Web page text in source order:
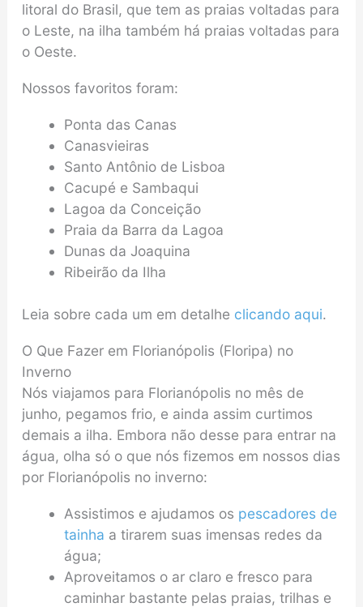
litoral do Brasil, que tem as praias voltadas para
o Leste, na ilha também há praias voltadas para
o Oeste.
Nossos favoritos foram:
Ponta das Canas
Canasvieiras
Santo Antônio de Lisboa
Cacupé e Sambaqui
Lagoa da Conceição
Praia da Barra da Lagoa
Dunas da Joaquina
Ribeirão da Ilha
Leia sobre cada um em detalhe clicando aqui.
O Que Fazer em Florianópolis (Floripa) no
Inverno
Nós viajamos para Florianópolis no mês de
junho, pegamos frio, e ainda assim curtimos
demais a ilha. Embora não desse para entrar na
água, olha só o que nós fizemos em nossos dias
por Florianópolis no inverno:
Assistimos e ajudamos os pescadores de
tainha a tirarem suas imensas redes da
água;
Aproveitamos o ar claro e fresco para
caminhar bastante pelas praias, trilhas e